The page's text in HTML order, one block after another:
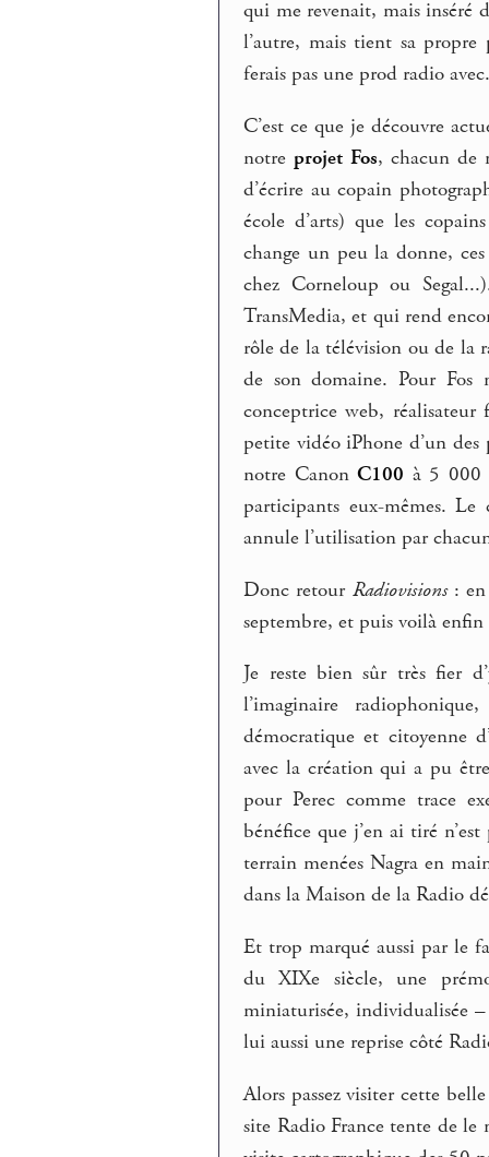
qui me revenait, mais
l’autre, mais tient sa
ferais pas une prod radio
C’est ce que je découvre
notre projet Fos, chacun de
d’écrire au copain
école d’arts) que les
change un peu la donne,
chez Corneloup ou
TransMedia, et qui rend
rôle de la télévision ou de la
de son domaine. Pour
conceptrice web,
petite vidéo iPhone d’un des
notre CanonC100 à 5 000
participants eux-mêmes.
annule l’utilisation par
Donc retour Radiovisions: en
septembre, et puis voilà
Je reste bien sûr très fier
l’imaginaire
démocratique et citoyenne
avec la création qui a pu
pour Perec comme trace
bénéfice que j’en ai tiré
terrain menées Nagra en
dans la Maison de la Radio
Et trop marqué aussi par le
du XIXe siècle, une
miniaturisée, individualisée
lui aussi une reprise côté
Alors passez visiter cette
site Radio France tente de le